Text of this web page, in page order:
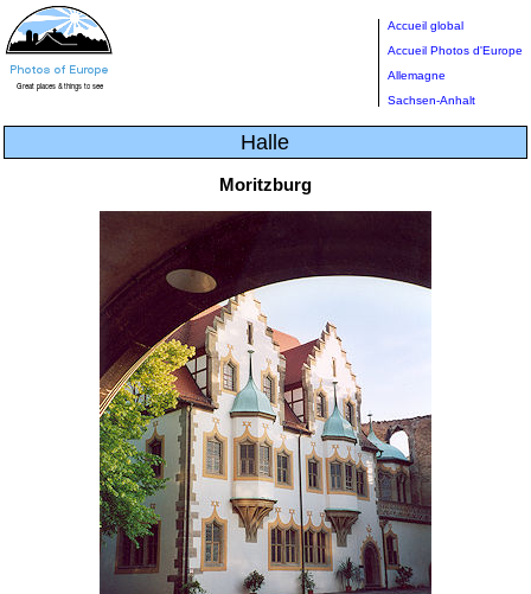
Accueil global
Accueil Photos d'Europe
Allemagne
Sachsen-Anhalt
Halle
Moritzburg